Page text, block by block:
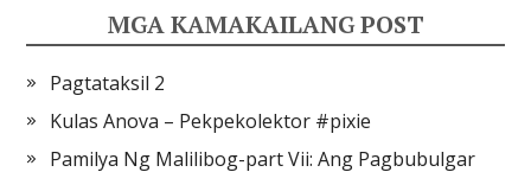
MGA KAMAKAILANG POST
Pagtataksil 2
Kulas Anova – Pekpekolektor #pixie
Pamilya Ng Malilibog-part Vii: Ang Pagbubulgar